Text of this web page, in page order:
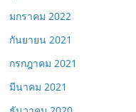
มกราคม 2022
กันยายน 2021
กรกฎาคม 2021
มีนาคม 2021